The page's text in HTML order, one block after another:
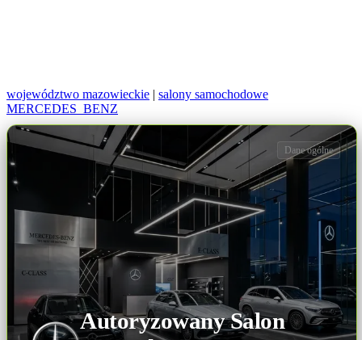
województwo mazowieckie | salony samochodowe
MERCEDES_BENZ
Autoryzowany Salon
Dane ogólne